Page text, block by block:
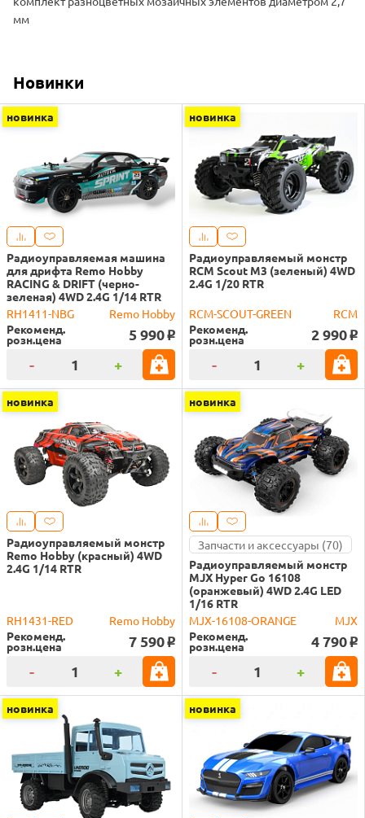
мм
Новинки
новинка
Радиоуправляемая машина
для дрифта Remo Hobby
RACING & DRIFT (черно-
зеленая) 4WD 2.4G 1/14 RTR
RH1411-NBG
Remo Hobby
Рекоменд.
розн.цена 5 990 o
- +
новинка
Радиоуправляемый монстр
RCM Scout M3 (зеленый) 4WD
2.4G 1/20 RTR
RCM-SCOUT-GREEN
RCM
Рекоменд.
розн.цена 2 990 o
- +
новинка
Радиоуправляемый монстр
Remo Hobby (красный) 4WD
2.4G 1/14 RTR
RH1431-RED
Remo Hobby
Рекоменд.
розн.цена 7 590 o
- +
новинка
Запчасти и аксессуары (70)
Радиоуправляемый монстр
MJX Hyper Go 16108
(оранжевый) 4WD 2.4G LED
1/16 RTR
MJX-16108-ORANGE
MJX
Рекоменд.
розн.цена 4 790 o
- +
новинка новинка